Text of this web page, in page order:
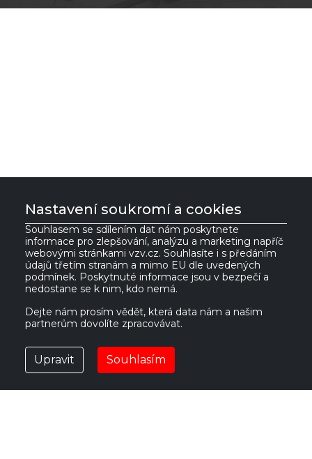
VZV GROUP s.r.o.
561 61 Červená Voda 535
Česká republika
IČ:
DIČ:CZ27469662
vzv@vzv.cz
Nastavení soukromí a cookies
Souhlasem se sdílením dat nám poskytnete
informace pro zlepšování, analýzu a marketing napříč
webovými stránkami vzv.cz. Souhlasíte i s předáním
údajů třetím stranám a mimo EU dle uvedených
podmínek. Poskytnuté informace jsou v bezpečí a
nedostane se k nim, kdo nemá.
Dejte nám prosím vědět, která data nám a našim
partnerům dovolíte zpracovávat.
Upravit Souhlasím